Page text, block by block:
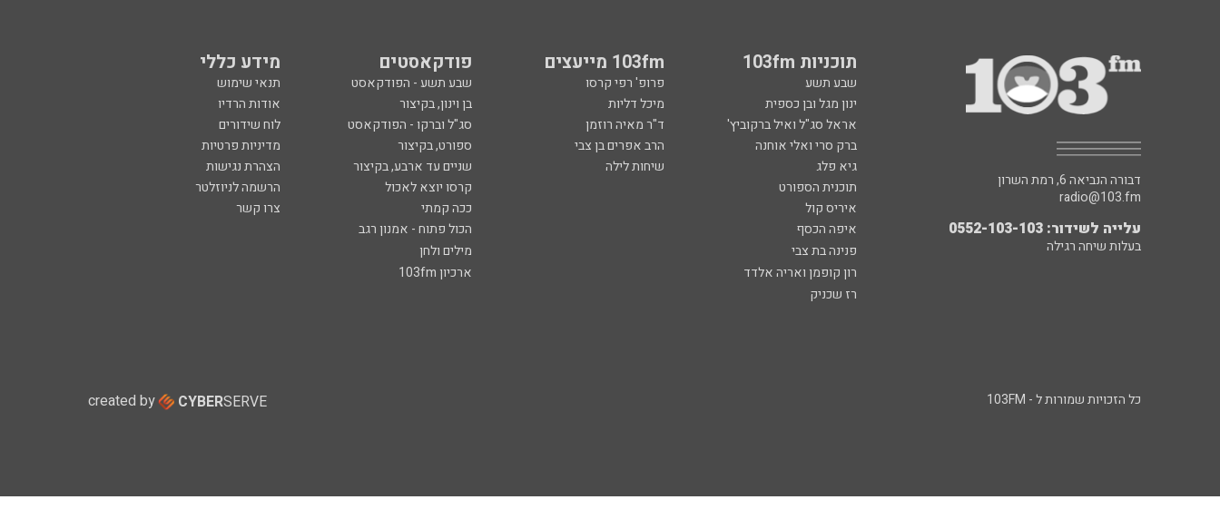
תוכניות 103fm 103fm מייעצים פודקאסטים מידע כללי
שבע תשע פרופ' רפי קרסו שבע תשע - הפודקאסט
תנאי שימוש
ינון מגל ובן כספית
מיכל דליות בן וינון, בקיצור
אודות הרדיו
אראל סג"ל ואיל ברקוביץ'
ד"ר מאיה רוזמן סג"ל וברקו - הפודקאסט
לוח שידורים
ברק סרי ואלי אוחנה
הרב אפרים בן צבי ספורט, בקיצור
מדיניות פרטיות
גיא פלג
שיחות לילה שניים עד ארבע, בקיצור
הצהרת נגישות
תוכנית הספורט
קרסו יוצא לאכול
הרשמה לניוזלטר
איריס קול
ככה קמתי
צרו קשר
איפה הכסף
הכול פתוח - אמנון רגב
פנינה בת צבי
מילים ולחן
רון קופמן ואריה אלדד
ארכיון 103fm
רז שכניק
דבורה הנביאה 6, רמת השרון
radio@103.fm
עלייה לשידור: 0552-103-103
בעלות שיחה רגילה
כל הזכויות שמורות ל - 103FM created by CYBERSERVE